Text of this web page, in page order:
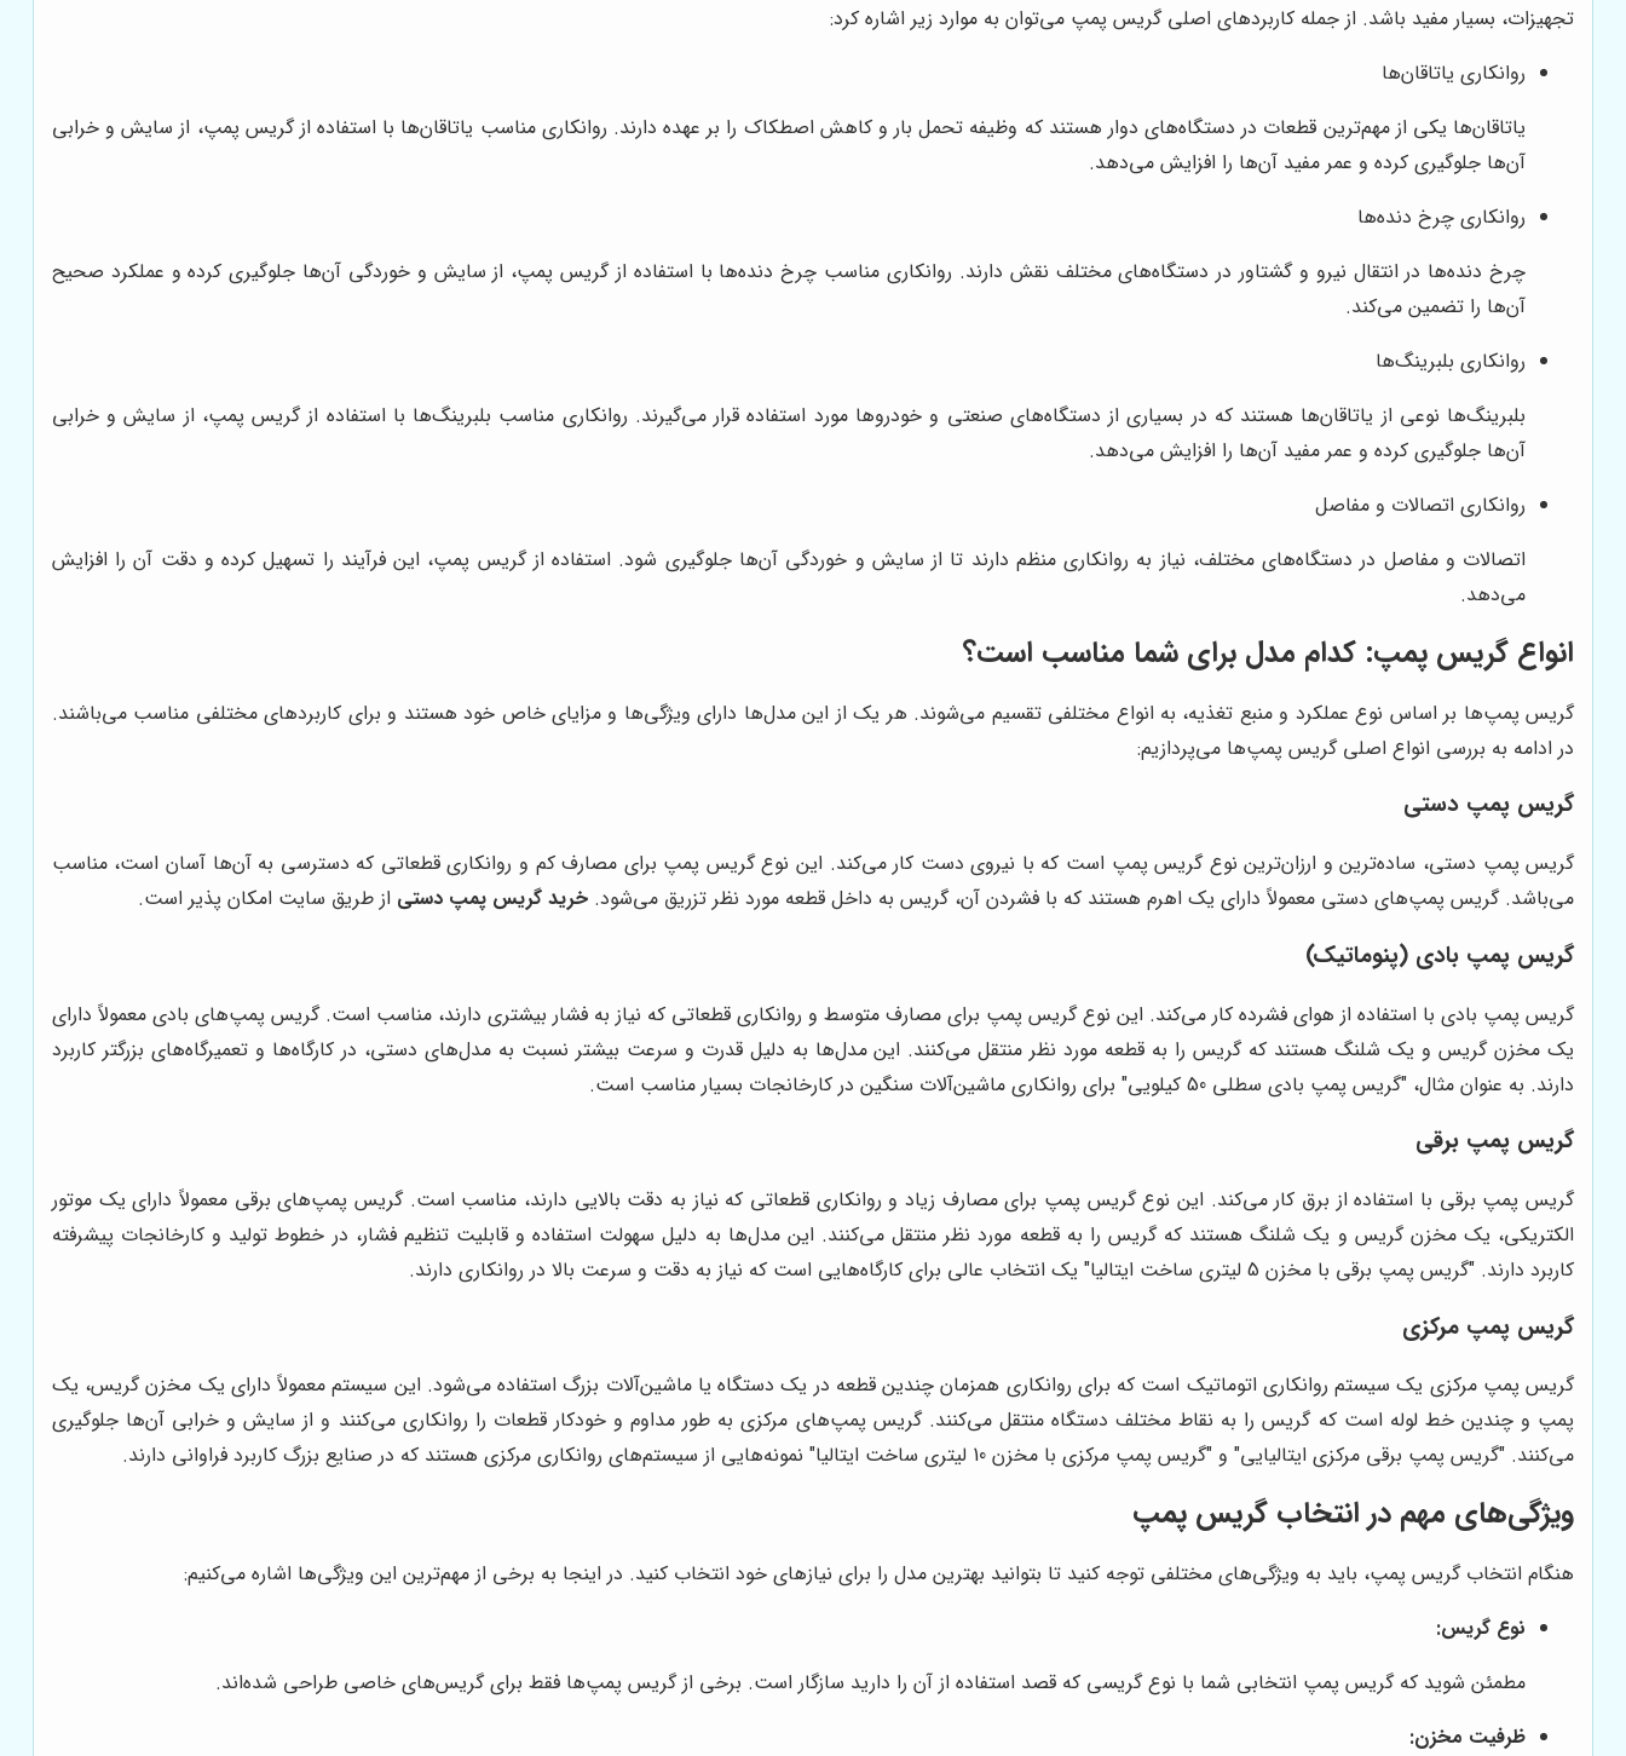
تجهیزات، بسیار مفید باشد. از جمله کاربردهای اصلی گریس پمپ می‌توان به موارد زیر اشاره کرد:
روانکاری یاتاقان‌ها
یاتاقان‌ها یکی از مهم‌ترین قطعات در دستگاه‌های دوار هستند که وظیفه تحمل بار و کاهش اصطکاک را بر عهده دارند. روانکاری مناسب یاتاقان‌ها با استفاده از گریس پمپ، از سایش و خرابی
آن‌ها جلوگیری کرده و عمر مفید آن‌ها را افزایش می‌دهد.
روانکاری چرخ دنده‌ها
چرخ دنده‌ها در انتقال نیرو و گشتاور در دستگاه‌های مختلف نقش دارند. روانکاری مناسب چرخ دنده‌ها با استفاده از گریس پمپ، از سایش و خوردگی آن‌ها جلوگیری کرده و عملکرد صحیح
آن‌ها را تضمین می‌کند.
روانکاری بلبرینگ‌ها
بلبرینگ‌ها نوعی از یاتاقان‌ها هستند که در بسیاری از دستگاه‌های صنعتی و خودروها مورد استفاده قرار می‌گیرند. روانکاری مناسب بلبرینگ‌ها با استفاده از گریس پمپ، از سایش و خرابی
آن‌ها جلوگیری کرده و عمر مفید آن‌ها را افزایش می‌دهد.
روانکاری اتصالات و مفاصل
اتصالات و مفاصل در دستگاه‌های مختلف، نیاز به روانکاری منظم دارند تا از سایش و خوردگی آن‌ها جلوگیری شود. استفاده از گریس پمپ، این فرآیند را تسهیل کرده و دقت آن را افزایش
می‌دهد.
انواع گریس پمپ: کدام مدل برای شما مناسب است؟
گریس پمپ‌ها بر اساس نوع عملکرد و منبع تغذیه، به انواع مختلفی تقسیم می‌شوند. هر یک از این مدل‌ها دارای ویژگی‌ها و مزایای خاص خود هستند و برای کاربردهای مختلفی مناسب می‌باشند.
در ادامه به بررسی انواع اصلی گریس پمپ‌ها می‌پردازیم:
گریس پمپ دستی
گریس پمپ دستی، ساده‌ترین و ارزان‌ترین نوع گریس پمپ است که با نیروی دست کار می‌کند. این نوع گریس پمپ برای مصارف کم و روانکاری قطعاتی که دسترسی به آن‌ها آسان است، مناسب
می‌باشد. گریس پمپ‌های دستی معمولاً دارای یک اهرم هستند که با فشردن آن، گریس به داخل قطعه مورد نظر تزریق می‌شود. خرید گریس پمپ دستی از طریق سایت امکان پذیر است.
گریس پمپ بادی (پنوماتیک)
گریس پمپ بادی با استفاده از هوای فشرده کار می‌کند. این نوع گریس پمپ برای مصارف متوسط و روانکاری قطعاتی که نیاز به فشار بیشتری دارند، مناسب است. گریس پمپ‌های بادی معمولاً دارای
یک مخزن گریس و یک شلنگ هستند که گریس را به قطعه مورد نظر منتقل می‌کنند. این مدل‌ها به دلیل قدرت و سرعت بیشتر نسبت به مدل‌های دستی، در کارگاه‌ها و تعمیرگاه‌های بزرگتر کاربرد
دارند. به عنوان مثال، "گریس پمپ بادی سطلی 50 کیلویی" برای روانکاری ماشین‌آلات سنگین در کارخانجات بسیار مناسب است.
گریس پمپ برقی
گریس پمپ برقی با استفاده از برق کار می‌کند. این نوع گریس پمپ برای مصارف زیاد و روانکاری قطعاتی که نیاز به دقت بالایی دارند، مناسب است. گریس پمپ‌های برقی معمولاً دارای یک موتور
الکتریکی، یک مخزن گریس و یک شلنگ هستند که گریس را به قطعه مورد نظر منتقل می‌کنند. این مدل‌ها به دلیل سهولت استفاده و قابلیت تنظیم فشار، در خطوط تولید و کارخانجات پیشرفته
کاربرد دارند. "گریس پمپ برقی با مخزن 5 لیتری ساخت ایتالیا" یک انتخاب عالی برای کارگاه‌هایی است که نیاز به دقت و سرعت بالا در روانکاری دارند.
گریس پمپ مرکزی
گریس پمپ مرکزی یک سیستم روانکاری اتوماتیک است که برای روانکاری همزمان چندین قطعه در یک دستگاه یا ماشین‌آلات بزرگ استفاده می‌شود. این سیستم معمولاً دارای یک مخزن گریس، یک
پمپ و چندین خط لوله است که گریس را به نقاط مختلف دستگاه منتقل می‌کنند. گریس پمپ‌های مرکزی به طور مداوم و خودکار قطعات را روانکاری می‌کنند و از سایش و خرابی آن‌ها جلوگیری
می‌کنند. "گریس پمپ برقی مرکزی ایتالیایی" و "گریس پمپ مرکزی با مخزن 10 لیتری ساخت ایتالیا" نمونه‌هایی از سیستم‌های روانکاری مرکزی هستند که در صنایع بزرگ کاربرد فراوانی دارند.
ویژگی‌های مهم در انتخاب گریس پمپ
هنگام انتخاب گریس پمپ، باید به ویژگی‌های مختلفی توجه کنید تا بتوانید بهترین مدل را برای نیازهای خود انتخاب کنید. در اینجا به برخی از مهم‌ترین این ویژگی‌ها اشاره می‌کنیم:
نوع گریس:
مطمئن شوید که گریس پمپ انتخابی شما با نوع گریسی که قصد استفاده از آن را دارید سازگار است. برخی از گریس پمپ‌ها فقط برای گریس‌های خاصی طراحی شده‌اند.
ظرفیت مخزن: